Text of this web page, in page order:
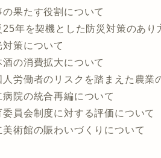
果たす役割について
年を契機とした防災対策のあり
策について
の消費拡大について
労働者のリスクを踏まえた農業
院の統合再編について
員会制度に対する評価について
術館の賑わいづくりについて